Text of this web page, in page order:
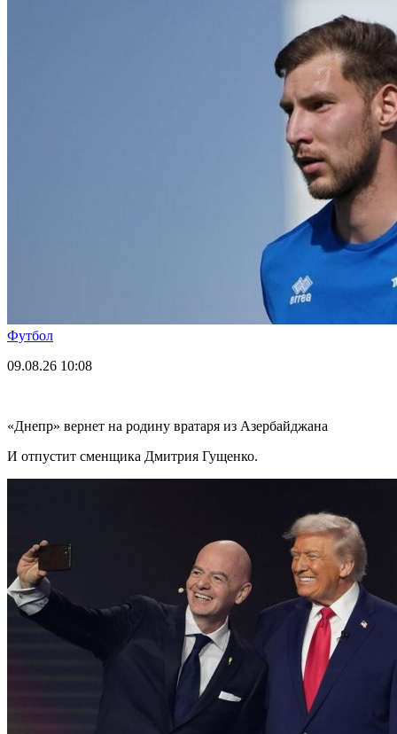
Футбол
09.08.26 10:08
«Днепр» вернет на родину вратаря из Азербайджана
И отпустит сменщика Дмитрия Гущенко.